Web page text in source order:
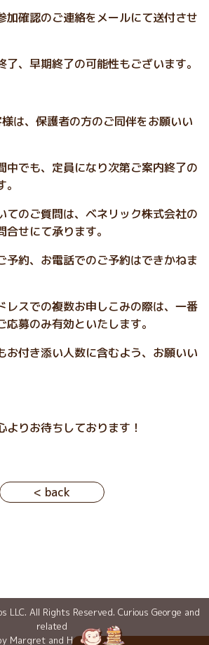
加確認のご連絡をメールにて送付させ
、早期終了の可能性もございます。
は、保護者の方のご同伴をお願いい
中でも、定員になり次第ご案内終了の
てのご質問は、ベネリック株式会社の
せにて承ります。
予約、お電話でのご予約はできかねま
レスでの複数お申しこみの際は、一番
募のみ有効といたします。
お付き添い人数に含むよう、お願いい
よりお待ちしております！
< back
LLC. All Rights Reserved. Curious George and
related
Margret and H. A. Rey, are copyrighted and